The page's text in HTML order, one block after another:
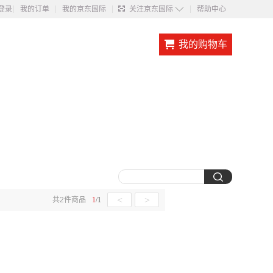
录 我的订单 我的京东国际 关注京东国际 ◇ 帮助中心
我的购物车
1/1 < >
共2件商品